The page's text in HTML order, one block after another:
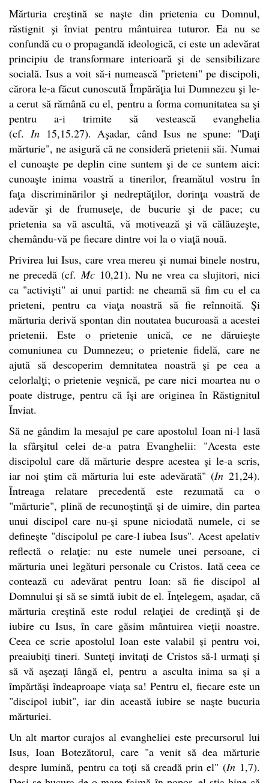
Mărturia creştină se naşte din prietenia cu Domnul,
răstignit şi înviat pentru mântuirea tuturor. Ea nu se
confundă cu o propagandă ideologică, ci este un adevărat
principiu de transformare interioară şi de sensibilizare
socială. Isus a voit să-i numească "prieteni" pe discipoli,
cărora le-a făcut cunoscută Împărăţia lui Dumnezeu şi le-
a cerut să rămână cu el, pentru a forma comunitatea sa şi
pentru a-i trimite să vestească evanghelia
(cf. In 15,15.27). Aşadar, când Isus ne spune: "Daţi
mărturie", ne asigură că ne consideră prietenii săi. Numai
el cunoaşte pe deplin cine suntem şi de ce suntem aici:
cunoaşte inima voastră a tinerilor, freamătul vostru în
faţa discriminărilor şi nedreptăţilor, dorinţa voastră de
adevăr şi de frumuseţe, de bucurie şi de pace; cu
prietenia sa vă ascultă, vă motivează şi vă călăuzeşte,
chemându-vă pe fiecare dintre voi la o viaţă nouă.
Privirea lui Isus, care vrea mereu şi numai binele nostru,
ne precedă (cf. Mc10,21). Nu ne vrea ca slujitori, nici
ca "activişti" ai unui partid: ne cheamă să fim cu el ca
prieteni, pentru ca viaţa noastră să fie reînnoită. Şi
mărturia derivă spontan din noutatea bucuroasă a acestei
prietenii. Este o prietenie unică, ce ne dăruieşte
comuniunea cu Dumnezeu; o prietenie fidelă, care ne
ajută să descoperim demnitatea noastră şi pe cea a
celorlalţi; o prietenie veşnică, pe care nici moartea nu o
poate distruge, pentru că îşi are originea în Răstignitul
Înviat.
Să ne gândim la mesajul pe care apostolul Ioan ni-l lasă
la sfârşitul celei de-a patra Evanghelii: "Acesta este
discipolul care dă mărturie despre acestea şi le-a scris,
iar noi ştim că mărturia lui este adevărată" (In 21,24).
Întreaga relatare precedentă este rezumată ca o
"mărturie", plină de recunoştinţă şi de uimire, din partea
unui discipol care nu-şi spune niciodată numele, ci se
defineşte "discipolul pe care-l iubea Isus". Acest apelativ
reflectă o relaţie: nu este numele unei persoane, ci
mărturia unei legături personale cu Cristos. Iată ceea ce
contează cu adevărat pentru Ioan: să fie discipol al
Domnului şi să se simtă iubit de el. Înţelegem, aşadar, că
mărturia creştină este rodul relaţiei de credinţă şi de
iubire cu Isus, în care găsim mântuirea vieţii noastre.
Ceea ce scrie apostolul Ioan este valabil şi pentru voi,
preaiubiţi tineri. Sunteţi invitaţi de Cristos să-l urmaţi şi
să vă aşezaţi lângă el, pentru a asculta inima sa şi a
împărtăşi îndeaproape viaţa sa! Pentru el, fiecare este un
"discipol iubit", iar din această iubire se naşte bucuria
mărturiei.
Un alt martor curajos al evangheliei este precursorul lui
Isus, Ioan Botezătorul, care "a venit să dea mărturie
despre lumină, pentru ca toţi să creadă prin el" (In1,7).